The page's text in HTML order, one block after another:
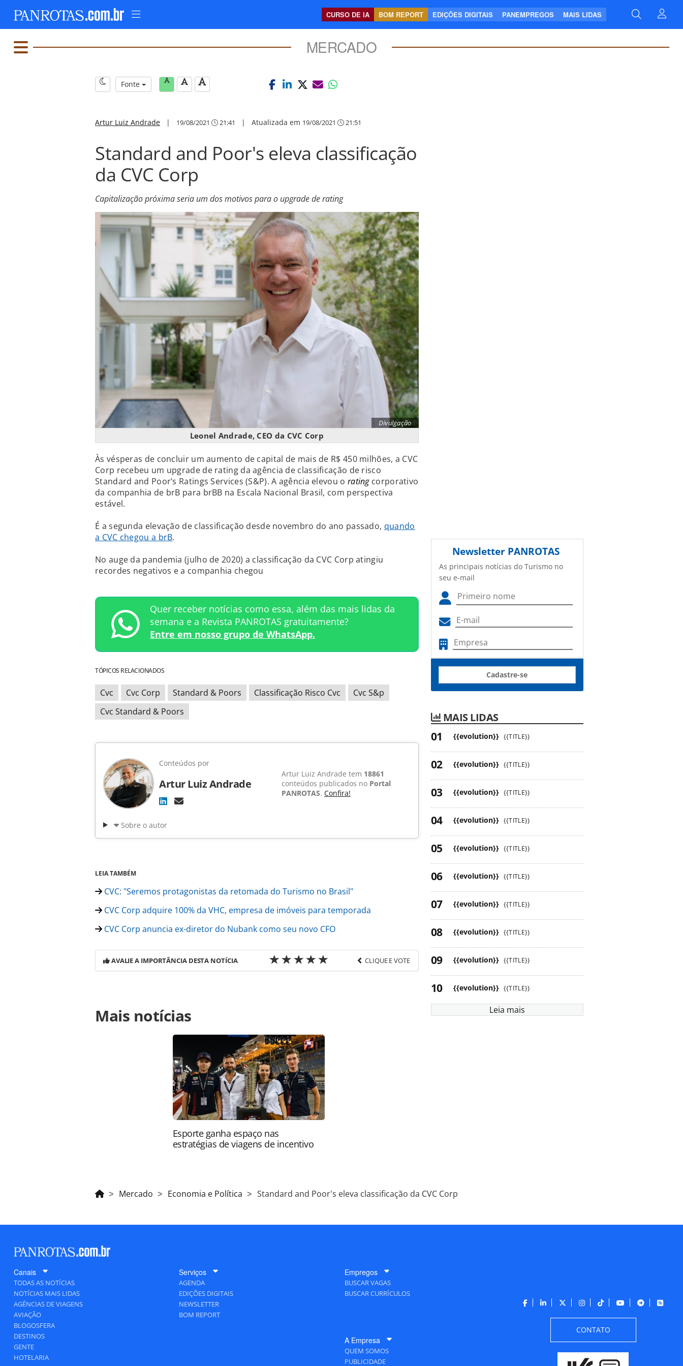
CURSO DE IA BOM REPORT EDIÇÕES DIGITAIS PANEMPREGOS MAIS LIDAS
MERCADO
Fonte
Artur Luiz Andrade | 19/08/2021 21:41 | Atualizada em 19/08/2021 21:51
Standard and Poor's eleva classificação
da CVC Corp
Capitalização próxima seria um dos motivos para o upgrade de rating
Divulgação
Leonel Andrade, CEO da CVC Corp
Às vésperas de concluir um aumento de capital de mais de R$ 450 milhões, a CVC
Corp recebeu um upgrade de rating da agência de classificação de risco
Standard and Poor’s Ratings Services (S&P). A agência elevou o ratingcorporativo
da companhia de brB para brBB na Escala Nacional Brasil, com perspectiva
estável.
É a segunda elevação de classificação desde novembro do ano passado, quando
a CVC chegou a brB.
No auge da pandemia (julho de 2020) a classificação da CVC Corp atingiu
recordes negativos e a companhia chegou
Quer receber notícias como essa, além das mais lidas da
semana e a Revista PANROTAS gratuitamente?
Entre em nosso grupo de WhatsApp.
TÓPICOS RELACIONADOS
Cvc Cvc Corp Standard & Poors Classificação Risco Cvc
Cvc S&p
Cvc Standard & Poors
Conteúdos por
Artur Luiz Andrade
Artur Luiz Andrade tem 18861
conteúdos publicados no Portal
PANROTAS. Confira!
Sobre o autor
LEIA TAMBÉM
CVC: "Seremos protagonistas da retomada do Turismo no Brasil"
CVC Corp adquire 100% da VHC, empresa de imóveis para temporada
CVC Corp anuncia ex-diretor do Nubank como seu novo CFO
AVALIE A IMPORTÂNCIA DESTA NOTÍCIA CLIQUE E VOTE
https://www.panrotas.com.br/mercado/economia-e-politica/2021/08/standard-and-
poors-eleva-classificacao-da-cvc-corp_183721.html ou as ferramentas oferecidas na
página. Todo o conteúdo produzido pela PANROTAS Editora é protegido pela legislação
brasileira sobre direito autoral. Não reproduza o conteúdo sem autorização da
PANROTAS Editora (copyright@panrotas.com.br).
Mais notícias
Esporte ganha espaço nas
estratégias de viagens de incentivo
Newsletter PANROTAS
As principais notícias do Turismo no
seu e-mail
Cadastre-se
MAIS LIDAS
{{evolution}} {{TITLE}}
{{evolution}} {{TITLE}}
{{evolution}} {{TITLE}}
{{evolution}} {{TITLE}}
{{evolution}} {{TITLE}}
{{evolution}} {{TITLE}}
{{evolution}} {{TITLE}}
{{evolution}} {{TITLE}}
{{evolution}} {{TITLE}}
{{evolution}} {{TITLE}}
Leia mais
Mercado Economia e Política Standard and Poor's eleva classificação da CVC Corp
Canais
TODAS AS NOTÍCIAS
NOTÍCIAS MAIS LIDAS
AGÊNCIAS DE VIAGENS
AVIAÇÃO
BLOGOSFERA
DESTINOS
GENTE
HOTELARIA
Serviços
AGENDA
EDIÇÕES DIGITAIS
NEWSLETTER
BOM REPORT
Empregos
BUSCAR VAGAS
BUSCAR CURRÍCULOS
A Empresa
QUEM SOMOS
PUBLICIDADE
CONTATO